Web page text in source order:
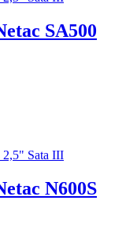
SA500
N600S